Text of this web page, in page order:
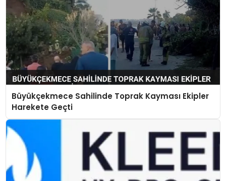
Büyükçekmece Sahilinde Toprak Kayması Ekipler
Harekete Geçti